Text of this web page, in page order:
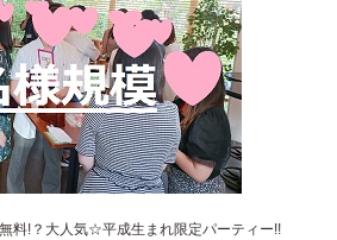
料!？大人気☆平成生まれ限定パーティー!!